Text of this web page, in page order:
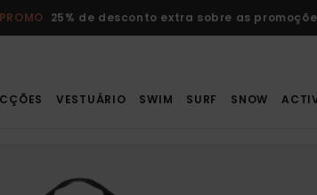
25% de desconto extra sobre as
VESTUÁRIO SWIM SURF SNOW